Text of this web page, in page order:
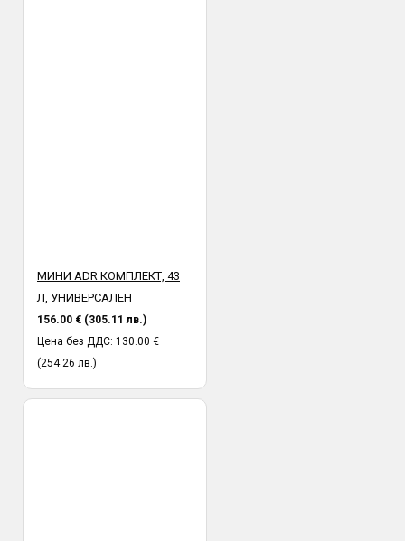
МИНИ ADR КОМПЛЕКТ, 43
Л, УНИВЕРСАЛЕН
156.00 € (305.11 лв.)
Цена без ДДС: 130.00 €
(254.26 лв.)